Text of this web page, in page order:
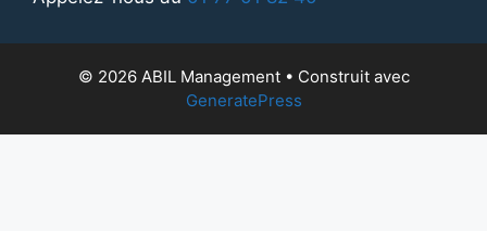
© 2026 ABIL Management• Construit avec
GeneratePress